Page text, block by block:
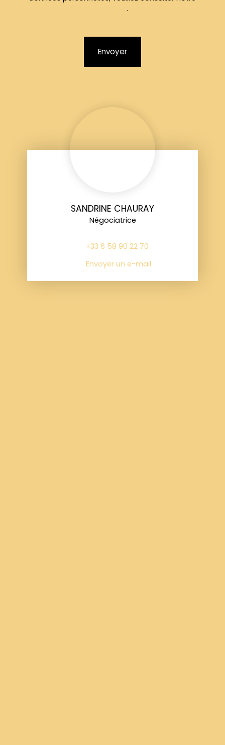
.
Envoyer
SANDRINE CHAURAY
Négociatrice
+33 6 58 90 22 70
Envoyer un e-mail